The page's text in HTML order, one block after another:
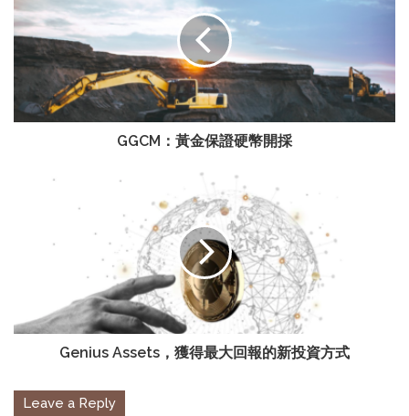
GGCM：黃金保證硬幣開採
Genius Assets，獲得最大回報的新投資方式
Leave a Reply